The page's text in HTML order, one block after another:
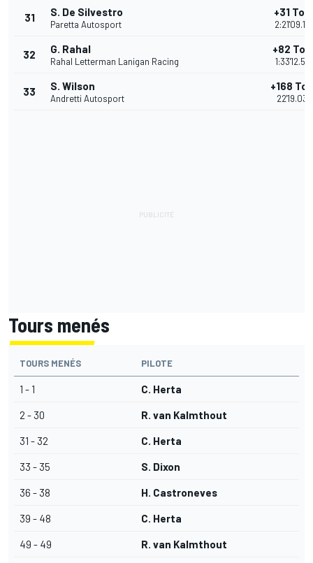
31 S. De Silvestro
Paretta Autosport
+31
32 G. Rahal
Rahal Letterman Lanigan Racing
+82
33 S. Wilson
Andretti Autosport
+168
Tours menés
TOURS MENÉS PILOTE
1 - 1 C. Herta
2 - 30 R. van Kalmthout
31 - 32 C. Herta
33 - 35 S. Dixon
36 - 38 H. Castroneves
39 - 48 C. Herta
49 - 49 R. van Kalmthout